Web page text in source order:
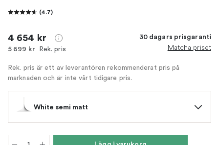
(4.7)
4 654 kr
5 699 kr Rek. pris
30 dagars prisgaranti
Matcha priset
Rek. pris är ett av leverantören rekommenderat pris på
marknaden och är inte vårt tidigare pris.
White semi matt